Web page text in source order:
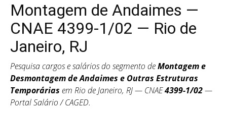
Montagem de Andaimes —
CNAE 4399-1/02 — Rio de
Janeiro, RJ
Pesquisa cargos e salários do segmento deMontagem e
Desmontagem de Andaimes e Outras Estruturas
Temporárias em Rio de Janeiro, RJ — CNAE4399-1/02—
Portal Salário / CAGED.